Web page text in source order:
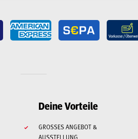
Deine Vorteile
GROSSES ANGEBOT & A
USSTELLUNG